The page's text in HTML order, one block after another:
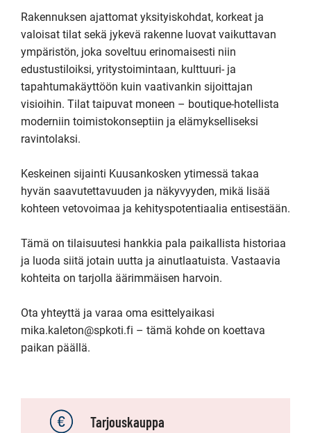
Rakennuksen ajattomat yksityiskohdat, korkeat ja
valoisat tilat sekä jykevä rakenne luovat vaikuttavan
ympäristön, joka soveltuu erinomaisesti niin
edustustiloiksi, yritystoimintaan, kulttuuri- ja
tapahtumakäyttöön kuin vaativankin sijoittajan
visioihin. Tilat taipuvat moneen – boutique-hotellista
moderniin toimistokonseptiin ja elämykselliseksi
ravintolaksi.
Keskeinen sijainti Kuusankosken ytimessä takaa
hyvän saavutettavuuden ja näkyvyyden, mikä lisää
kohteen vetovoimaa ja kehityspotentiaalia entisestään.
Tämä on tilaisuutesi hankkia pala paikallista historiaa
ja luoda siitä jotain uutta ja ainutlaatuista. Vastaavia
kohteita on tarjolla äärimmäisen harvoin.
Ota yhteyttä ja varaa oma esittelyaikasi
mika.kaleton@spkoti.fi – tämä kohde on koettava
paikan päällä.
Tarjouskauppa